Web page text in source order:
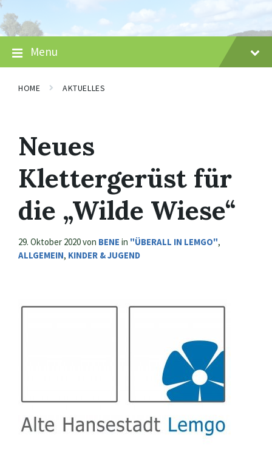
Skip
to
content
Skip
to
main
navigation
Skip
to
footer
Menu
HOME AKTUELLES
Neues
Klettergerüst für
die „Wilde Wiese“
29. Oktober 2020von BENE in "ÜBERALL IN LEMGO",
ALLGEMEIN, KINDER & JUGEND